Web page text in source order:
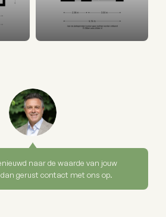
naar de waarde van jouw
gerust contact met ons op.